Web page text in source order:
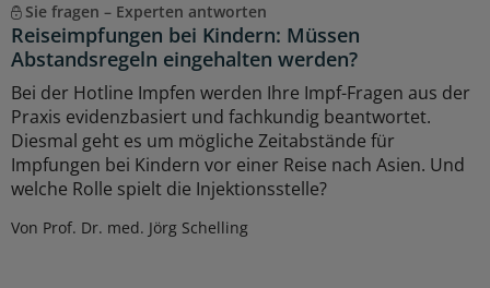
Sie fragen – Experten antworten
Reiseimpfungen bei Kindern: Müssen
Abstandsregeln eingehalten werden?
Bei der Hotline Impfen werden Ihre Impf-Fragen aus der
Praxis evidenzbasiert und fachkundig beantwortet.
Diesmal geht es um mögliche Zeitabstände für
Impfungen bei Kindern vor einer Reise nach Asien. Und
welche Rolle spielt die Injektionsstelle?
Von Prof. Dr. med. Jörg Schelling